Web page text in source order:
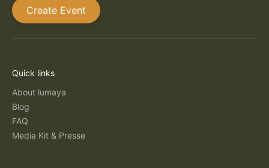
Create Event
Quick links
About lumaya
Blog
FAQ
Media Kit & Presse